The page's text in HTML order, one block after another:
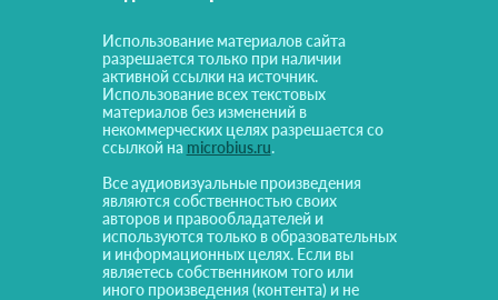
Использование материалов сайта
разрешается только при наличии
активной ссылки на источник.
Использование всех текстовых
материалов без изменений в
некоммерческих целях разрешается со
ссылкой на microbius.ru.
Все аудиовизуальные произведения
являются собственностью своих
авторов и правообладателей и
используются только в образовательных
и информационных целях. Если вы
являетесь собственником того или
иного произведения (контента) и не